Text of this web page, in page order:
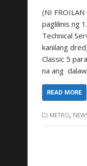
(NI
paglilinis ng
Technical
kanilang
Classic 5
na ang
READ MORE
METRO,